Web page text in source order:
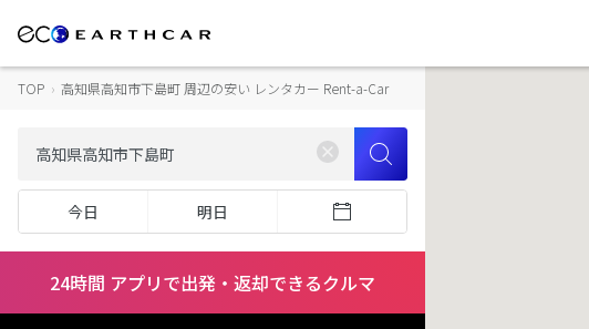
TOP › 高知県高知市下島町 周辺の安い レンタカー Rent-a-Car
今日 明日
24時間 アプリで出発・返却できるクルマ